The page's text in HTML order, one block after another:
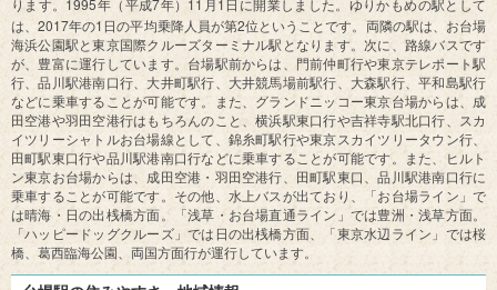
ります。 1995年（平成7年） 11 月 1 日に開業しました。ゆりかもめの駅として
は、2017年の1 日の平均乗降人員が第2位ということです。両隣の駅は、お台場
海浜公園駅と東京国際クルーズターミナル駅となります。次に、路線バスです
が、豊富に運行しています。台場駅前からは、門前仲町行や東京テレポート駅
行、品川駅港南口行、大井町駅行、大井競馬場前駅行、大森駅行、平和島駅行
などに乗車することが可能です。また、グランドニッコー東京台場からは、成
田空港や羽田空港行はもちろんのこと、横浜駅東口行や吉祥寺駅北口行、スカ
イツリーシャトルお台場線として、錦糸町駅行や東京スカイツリータウン行、
田町駅東口行や品川駅港南口行などに乗車することが可能です。また、ヒルト
ン東京お台場からは、成田空港・羽田空港行、田町駅東口、品川駅港南口行に
乗車することが可能です。その他、水上バスが出ており、「お台場ライン」で
は晴海・日の出桟橋方面。「浅草・お台場直通ライン」では豊洲・浅草方面。
「ハッピードッグクルーズ」では日の出桟橋方面、「東京水辺ライン」では桜
橋、葛西臨海公園、両国方面行が運行しています。